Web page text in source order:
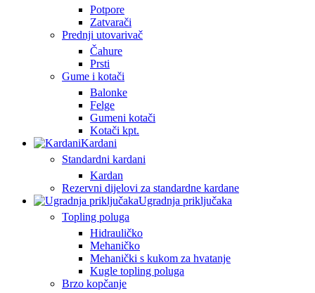
Potpore
Zatvarači
Prednji utovarivač
Čahure
Prsti
Gume i kotači
Balonke
Felge
Gumeni kotači
Kotači kpt.
Kardani
Standardni kardani
Kardan
Rezervni dijelovi za standardne kardane
Ugradnja priključaka
Topling poluga
Hidrauličko
Mehaničko
Mehanički s kukom za hvatanje
Kugle topling poluga
Brzo kopčanje